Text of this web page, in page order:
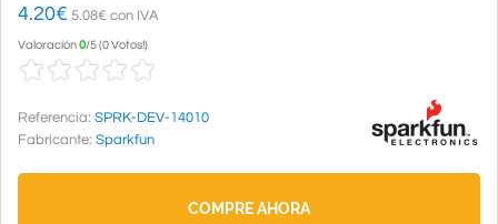
4.20€ 5.08€ con IVA
Valoración0/5(0 Votos!)
Referencia: SPRK-DEV-14010
Fabricante: Sparkfun
COMPRE AHORA